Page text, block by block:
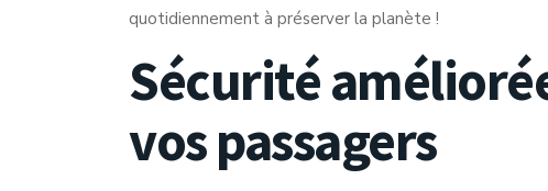
quotidiennement à préserver la planète !
Sécurité
vos passagers